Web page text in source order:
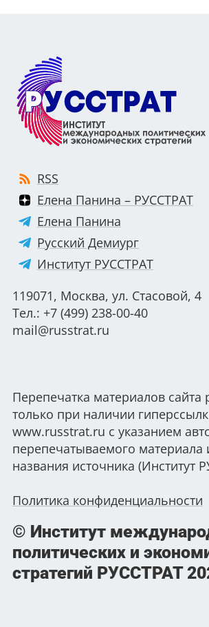
RSS
Елена Панина – РУССТРАТ
Елена Панина
Русский Демиург
Институт РУССТРАТ
119071, Москва, ул. Стасовой, 4
Тел.: +7 (499) 238-00-40
mail@russtrat.ru
Перепечатка материалов сайта
только при наличии
www.russtrat.ru с указанием
перепечатываемого материала
названия источника (Институт
Политика конфиденциальности
© Институт
политических и
стратегий РУССТРАТ